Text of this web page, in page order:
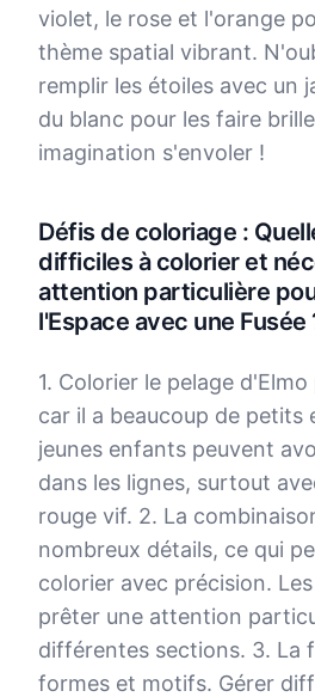
violet, le rose et l'orange
thème spatial vibrant.
remplir les étoiles avec un
du blanc pour les faire
imagination s'envoler !
Défis de coloriage :
difficiles à colorier et
attention particulière
l'Espace avec une Fusée
1. Colorier le pelage
car il a beaucoup de petits
jeunes enfants peuvent
dans les lignes, surtout
rouge vif. 2. La
nombreux détails, ce qui
colorier avec précision.
prêter une attention
différentes sections. 3. La
formes et motifs. Gérer